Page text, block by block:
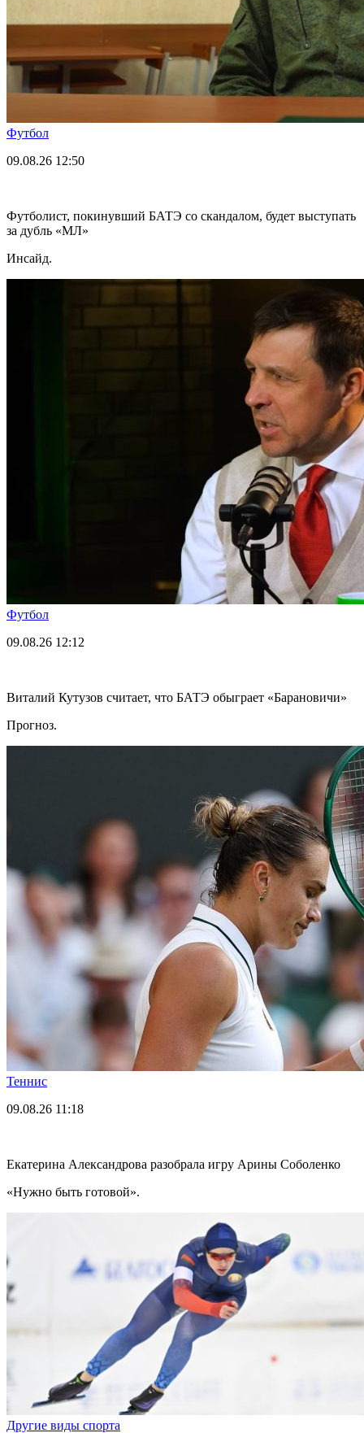
Футбол
09.08.26 12:50
Футболист, покинувший БАТЭ со скандалом, будет выступать
за дубль «МЛ»
Инсайд.
Футбол
09.08.26 12:12
Виталий Кутузов считает, что БАТЭ обыграет «Барановичи»
Прогноз.
Теннис
09.08.26 11:18
Екатерина Александрова разобрала игру Арины Соболенко
«Нужно быть готовой».
Другие виды спорта